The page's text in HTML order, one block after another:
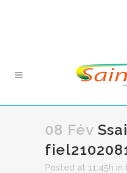
08 Fév
Posted at 11:45h in